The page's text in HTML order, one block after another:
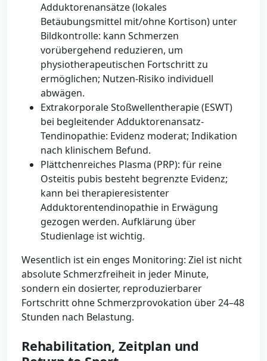
Adduktorenansätze (lokales
Betäubungsmittel mit/ohne Kortison) unter
Bildkontrolle: kann Schmerzen
vorübergehend reduzieren, um
physiotherapeutischen Fortschritt zu
ermöglichen; Nutzen-Risiko individuell
abwägen.
Extrakorporale Stoßwellentherapie (ESWT)
bei begleitender Adduktorenansatz-
Tendinopathie: Evidenz moderat; Indikation
nach klinischem Befund.
Plättchenreiches Plasma (PRP): für reine
Osteitis pubis besteht begrenzte Evidenz;
kann bei therapieresistenter
Adduktorentendinopathie in Erwägung
gezogen werden. Aufklärung über
Studienlage ist wichtig.
Wesentlich ist ein enges Monitoring: Ziel ist nicht
absolute Schmerzfreiheit in jeder Minute,
sondern ein dosierter, reproduzierbarer
Fortschritt ohne Schmerzprovokation über 24–48
Stunden nach Belastung.
Rehabilitation, Zeitplan und